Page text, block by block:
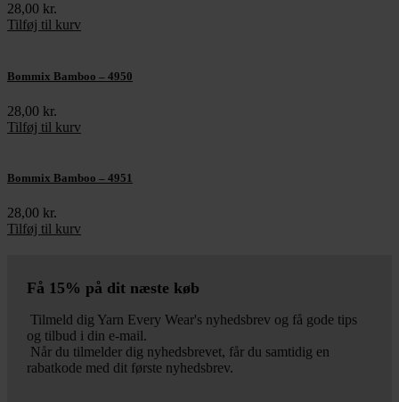
28,00 kr.
Tilføj til kurv
Bommix Bamboo – 4950
28,00 kr.
Tilføj til kurv
Bommix Bamboo – 4951
28,00 kr.
Tilføj til kurv
Få 15% på dit næste køb
Tilmeld dig Yarn Every Wear's nyhedsbrev og få gode tips
og tilbud i din e-mail.
Når du tilmelder dig nyhedsbrevet, får du samtidig en
rabatkode med dit første nyhedsbrev.